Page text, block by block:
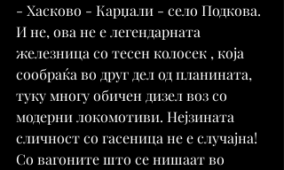
- Хасково - Карџали - село Подкова.
И не, ова не е легендарната
железница со тесен колосек , која
сообраќа во друг дел од планината,
туку многу обичен дизел воз со
модерни локомотиви. Нејзината
сличност со гасеница не е случајна!
Со вагоните што се нишаат во